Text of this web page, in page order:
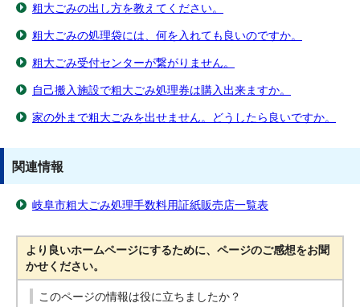
粗大ごみの出し方を教えてください。
粗大ごみの処理袋には、何を入れても良いのですか。
粗大ごみ受付センターが繋がりません。
自己搬入施設で粗大ごみ処理券は購入出来ますか。
家の外まで粗大ごみを出せません。どうしたら良いですか。
関連情報
岐阜市粗大ごみ処理手数料用証紙販売店一覧表
より良いホームページにするために、ページのご感想をお聞
かせください。
このページの情報は役に立ちましたか？